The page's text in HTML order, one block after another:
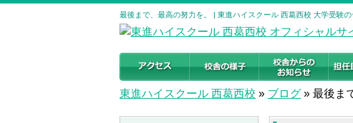
最後まで、最高の努力を。 | 東進ハイスクール 西葛西校 大学受験
東進ハイスクール 西葛西校 » ブログ » 最後ま